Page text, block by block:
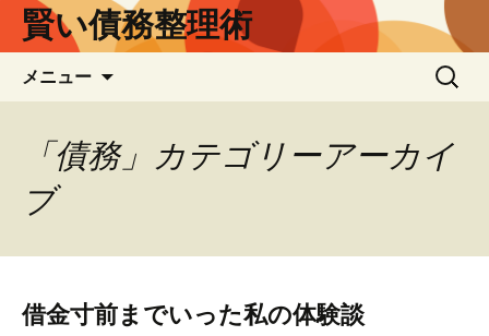
賢い債務整理術
メニュー
ン
ツ
プ
検
「債務」カテゴリーアーカイ
ブ
借金寸前までいった私の体験談